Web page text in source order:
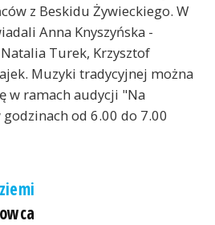
z Beskidu Żywieckiego. W
Anna Knyszyńska -
Turek, Krzysztof
Muzyki tradycyjnej można
w ramach audycji "Na
od 6.00 do 7.00